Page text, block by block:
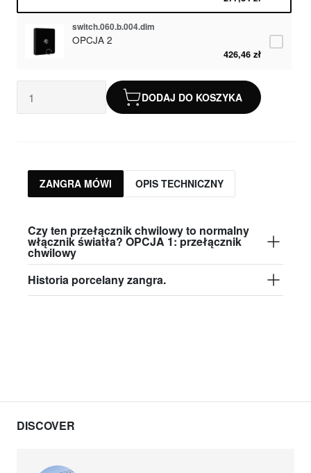
switch.060.b.004.dim
OPCJA 2
426,46 zł
DODAJ DO KOSZYKA
ZANGRA MÓWI OPIS TECHNICZNY
Czy ten przełącznik chwilowy to normalny
włącznik światła? OPCJA 1: przełącznik
chwilowy
Historia porcelany zangra.
DISCOVER